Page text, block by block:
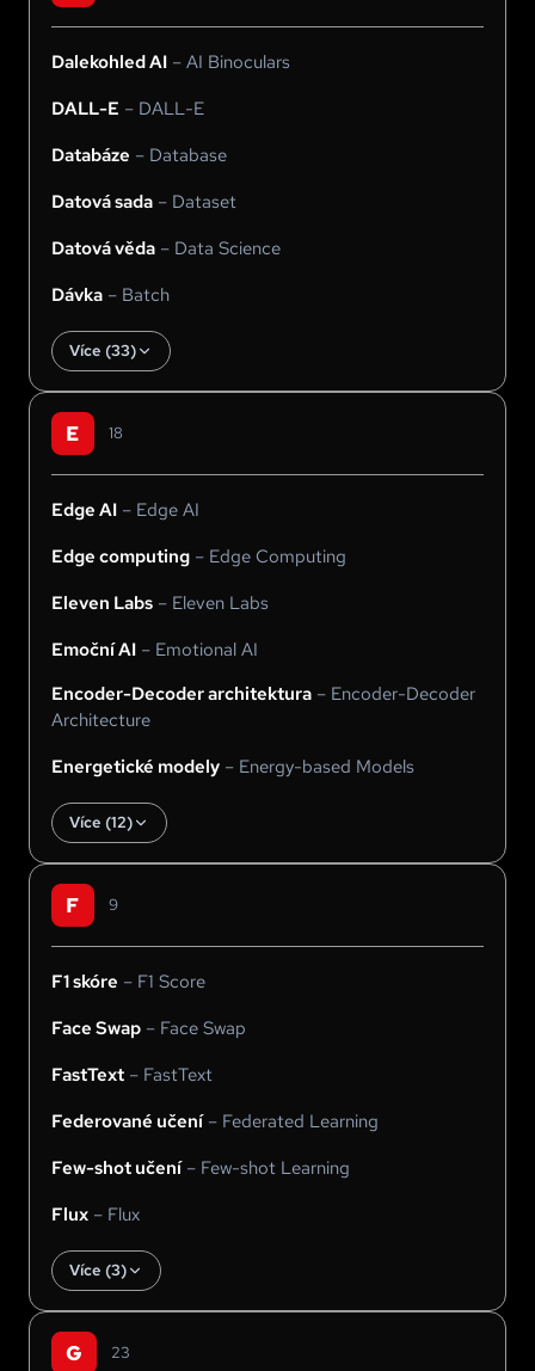
Dalekohled AI – AI Binoculars
DALL-E – DALL-E
Databáze – Database
Datová sada – Dataset
Datová věda – Data Science
Dávka – Batch
Více (33)
E 18
Edge AI – Edge AI
Edge computing – Edge Computing
Eleven Labs – Eleven Labs
Emoční AI – Emotional AI
Encoder-Decoder architektura – Encoder-Decoder
Architecture
Energetické modely – Energy-based Models
Více (12)
F 9
F1 skóre – F1 Score
Face Swap – Face Swap
FastText – FastText
Federované učení– Federated Learning
Few-shot učení– Few-shot Learning
Flux – Flux
Více (3)
G 23